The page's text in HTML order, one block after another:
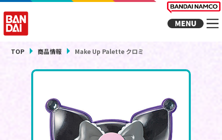
TOP 商品情報 Make Up Palette クロミ